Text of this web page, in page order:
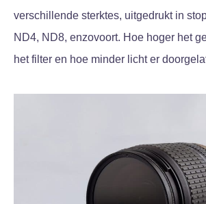
verschillende sterktes, uitgedrukt in
ND4, ND8, enzovoort. Hoe hoger het
het filter en hoe minder licht er